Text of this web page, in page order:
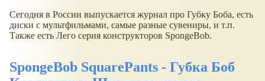
Сегодня в России выпускается журнал про Губку Боба, есть
диски с мультфильмами, самые разные сувениры, и т.п.
Также есть Лего серия конструкторов SpongeBob.
SpongeBob SquarePants - Губка Боб